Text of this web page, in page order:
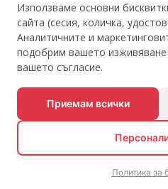
ТАГОВЕ
© Всички права
Използваме основни
сайта (сесия, количка,
Аналитичните и
подобрим вашето изживяване
вашето съгласие.
Приемам всички
Политика за